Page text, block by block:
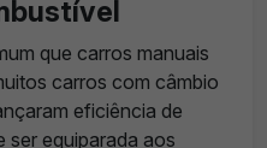
que carros manuais
carros com câmbio
eficiência de
equiparada aos